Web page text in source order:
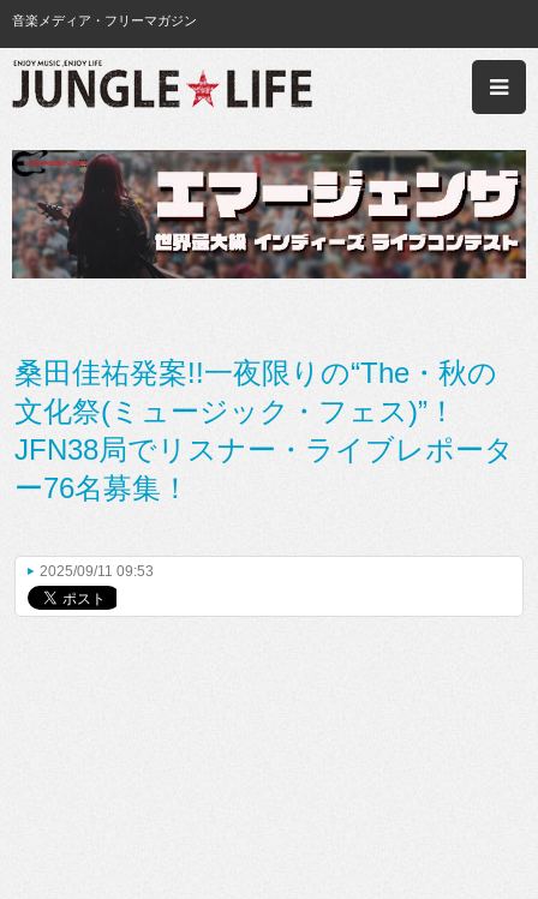
音楽メディア・フリーマガジン
桑田佳祐発案!!一夜限りの“The・秋の
文化祭(ミュージック・フェス)”！
JFN38局でリスナー・ライブレポータ
ー76名募集！
2025/09/11 09:53